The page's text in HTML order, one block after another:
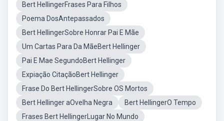
Bert HellingerFrases Para Filhos
Poema DosAntepassados
Bert HellingerSobre Honrar Pai E Mãe
Um Cartas Para Da MãeBert Hellinger
Pai E Mae SegundoBert Hellinger
Expiação CitaçãoBert Hellinger
Frase Do Bert HellingerSobre OS Mortos
Bert Hellinger aOvelha Negra
Bert HellingerO Tempo
Frases Bert HellingerLugar No Mundo